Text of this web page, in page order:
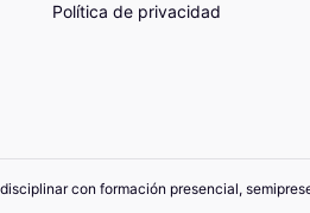
Política de privacidad
con formación presencial,